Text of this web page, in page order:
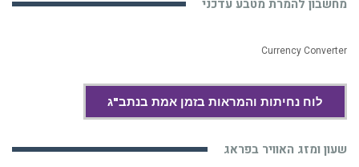
מחשבון להמרת מטבע עדכני
Currency Converter
לוח נחיתות והמראות בזמן אמת בנתב"ג
שעון ומזג האוויר בפראג